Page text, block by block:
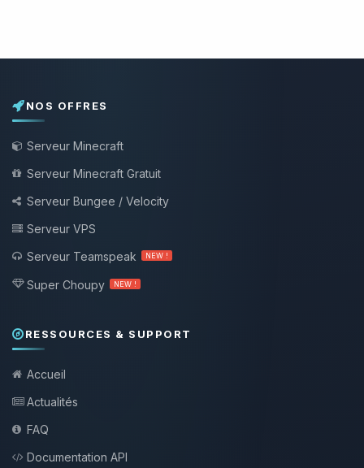
NOS OFFRES
Serveur Minecraft
Serveur Minecraft Gratuit
Serveur Bungee / Velocity
Serveur VPS
Serveur Teamspeak
NEW !
Super Choupy NEW !
RESSOURCES & SUPPORT
Accueil
Actualités
FAQ
Documentation API